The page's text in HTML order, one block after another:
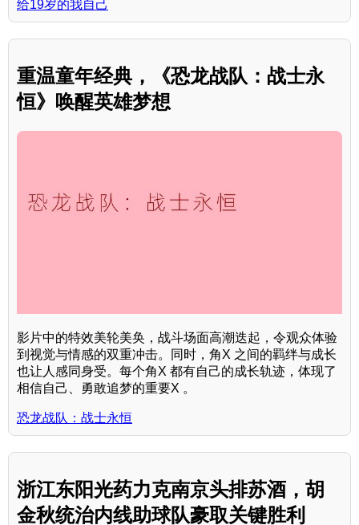
给19岁的我自己
重温童年经典，《恐龙战队：战士永
恒》唤醒英雄梦想
影片中的特效美轮美奂，战斗场面高潮迭起，令观众体验
到视觉与情感的双重冲击。同时，角X 之间的羁绊与成长
也让人感同身受。每个角X 都有自己的成长轨迹，体现了
相信自己、勇敢追梦的重要X 。
恐龙战队：战士永恒
浙江东阳光药力克南京头排苏酒，胡
金秋统治内线助球队豪取关键胜利